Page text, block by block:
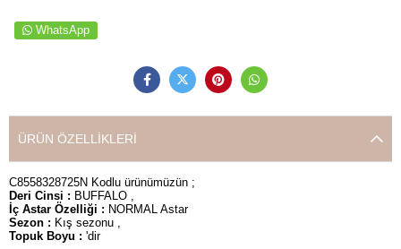
WhatsApp
ÜRÜN ÖZELLIKLERI
C8558328725N Kodlu ürünümüzün ;
Deri Cinsi : BUFFALO ,
İç Astar Özelliği : NORMAL Astar
Sezon : Kış sezonu ,
Topuk Boyu : 'dir